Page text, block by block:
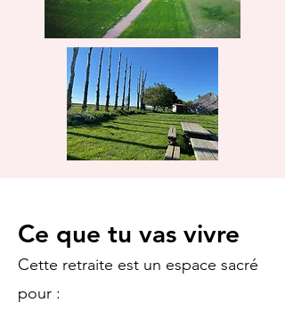
Ce que tu vas vivre
Cette retraite est un espace sacré
pour :